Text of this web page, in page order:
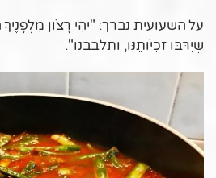
על השעועית נברך: "יהִי רָצֹון מִלְפָנֶיךָ
שֶיִרּבּו זכִיֹותֵנּו, ותלבבנו".